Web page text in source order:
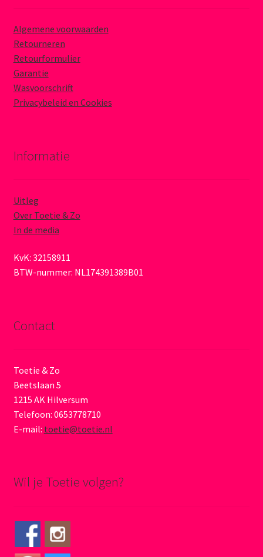
Algemene voorwaarden
Retourneren
Retourformulier
Garantie
Wasvoorschrift
Privacybeleid en Cookies
Informatie
Uitleg
Over Toetie & Zo
In de media
KvK: 32158911
BTW-nummer: NL174391389B01
Contact
Toetie & Zo
Beetslaan 5
1215 AK Hilversum
Telefoon: 0653778710
E-mail: toetie@toetie.nl
Wil je Toetie volgen?